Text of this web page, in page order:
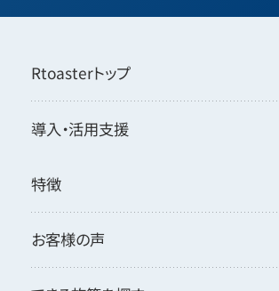
Rtoasterトップ
導入・活用支援
特徴
お客様の声